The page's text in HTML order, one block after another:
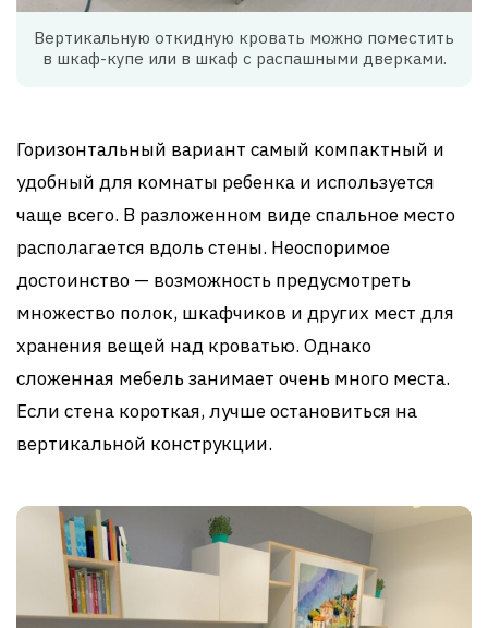
Вертикальную откидную кровать можно поместить
в шкаф-купе или в шкаф с распашными дверками.
Горизонтальный вариант самый компактный и
удобный для комнаты ребенка и используется
чаще всего. В разложенном виде спальное место
располагается вдоль стены. Неоспоримое
достоинство — возможность предусмотреть
множество полок, шкафчиков и других мест для
хранения вещей над кроватью. Однако
сложенная мебель занимает очень много места.
Если стена короткая, лучше остановиться на
вертикальной конструкции.